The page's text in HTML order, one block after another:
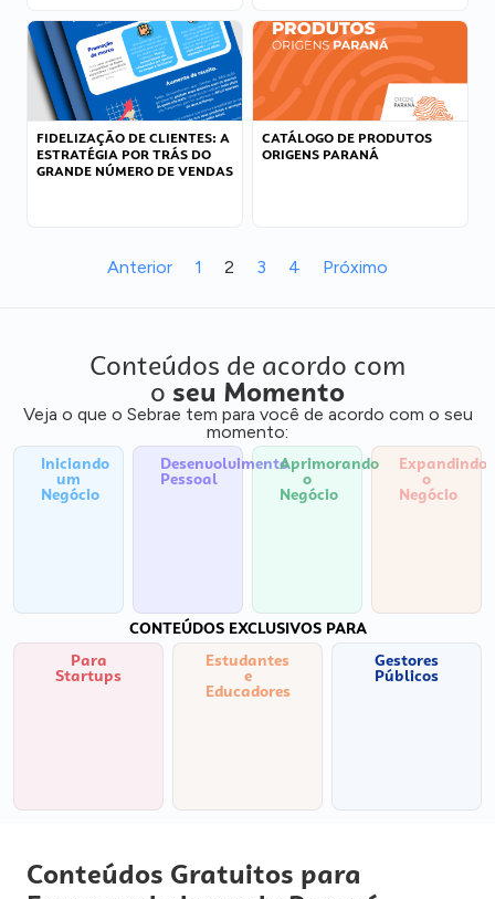
FIDELIZAÇÃO DE CLIENTES: A
ESTRATÉGIA POR TRÁS DO
GRANDE NÚMERO DE VENDAS
CATÁLOGO DE PRODUTOS
ORIGENS PARANÁ
Anterior 1 2 3 4 Próximo
Conteúdos de acordo com
o seu Momento
Veja o que o Sebrae tem para você de acordo com o seu
momento:
Iniciando
um
Negócio
Desenvolvimento
Pessoal
Aprimorando
o
Negócio
Expandindo
o
Negócio
CONTEÚDOS EXCLUSIVOS PARA
Para
Startups
Estudantes
e
Educadores
Gestores
Públicos
Conteúdos Gratuitos para